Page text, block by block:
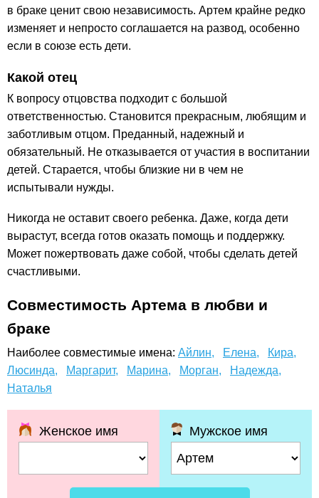
в браке ценит свою независимость. Артем крайне редко
изменяет и непросто соглашается на развод, особенно
если в союзе есть дети.
Какой отец
К вопросу отцовства подходит с большой
ответственностью. Становится прекрасным, любящим и
заботливым отцом. Преданный, надежный и
обязательный. Не отказывается от участия в воспитании
детей. Старается, чтобы близкие ни в чем не
испытывали нужды.
Никогда не оставит своего ребенка. Даже, когда дети
вырастут, всегда готов оказать помощь и поддержку.
Может пожертвовать даже собой, чтобы сделать детей
счастливыми.
Совместимость Артема в любви и
браке
Наиболее совместимые имена: Айлин, Елена,
Кира,
Люсинда,
Маргарит, Марина, Морган,
Надежда,
Наталья
Женское имя Мужское имя